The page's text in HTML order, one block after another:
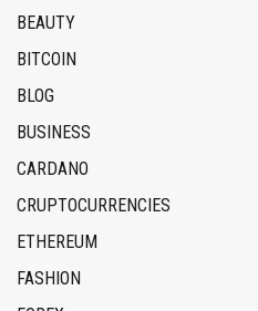
BEAUTY
BITCOIN
BLOG
BUSINESS
CARDANO
CRUPTOCURRENCIES
ETHEREUM
FASHION